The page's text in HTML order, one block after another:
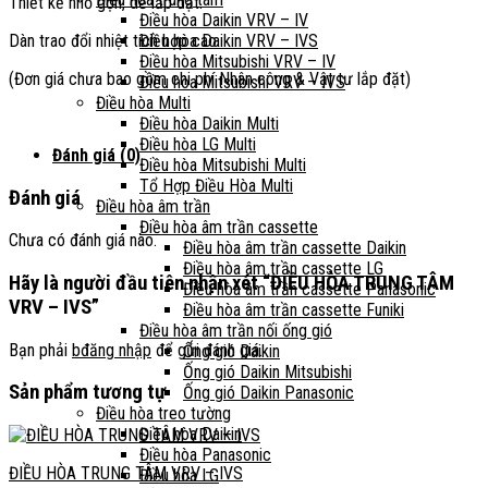
Điều hòa Daikin VRV – IV
Điều hòa Daikin VRV – IVS
Điều hòa Mitsubishi VRV – IV
Điều hòa Mitsubishi VRV – IVS
Điều hòa Multi
Điều hòa Daikin Multi
Điều hòa LG Multi
Điều hòa Mitsubishi Multi
Tổ Hợp Điều Hòa Multi
Điều hòa âm trần
Điều hòa âm trần cassette
Điều hòa âm trần cassette Daikin
Điều hòa âm trần cassette LG
Điều hòa âm trần cassette Panasonic
Điều hòa âm trần cassette Funiki
Điều hòa âm trần nối ống gió
Ống gió Daikin
Ống gió Daikin Mitsubishi
Ống gió Daikin Panasonic
Điều hòa treo tường
Điều hòa Daikin
Điều hòa Panasonic
Điều hòa LG
Dàn trao đổi nhiệt tích hợp cao.
(Đơn giá chưa bao gồm chi phí Nhân công & Vật tư lắp đặt)
Đánh giá (0)
Đánh giá
Chưa có đánh giá nào.
Hãy là người đầu tiên nhận xét “ĐIỀU HÒA TRUNG TÂM
VRV – IVS”
Bạn phải bđăng nhập để gửi đánh giá.
Sản phẩm tương tự
ĐIỀU HÒA TRUNG TÂM VRV – IVS